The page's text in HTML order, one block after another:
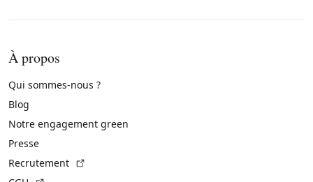
À propos
Qui sommes-nous ?
Blog
Notre engagement green
Presse
Recrutement